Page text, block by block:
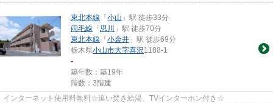
東北本線 「小山 」駅 徒歩33分
両毛線 「思川
」駅 徒歩70分
東北本線 「小金井 」駅 徒歩69分
栃木県小山市大字喜沢1188-1
-
築年数：築19年
階数：3階建
インターネット使用料無料☆追い焚き給湯、TVインターホン付き☆